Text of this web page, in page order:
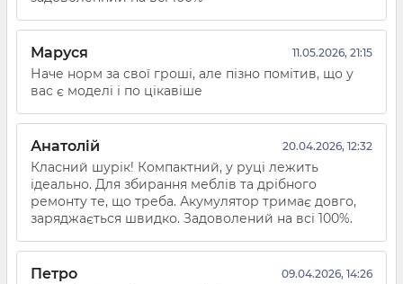
Маруся 11.05.2026, 21:15
Наче норм за свої гроші, але пізно помітив, що у
вас є моделі і по цікавіше
Анатолій 20.04.2026, 12:32
Класний шурік! Компактний, у руці лежить
ідеально. Для збирання меблів та дрібного
ремонту те, що треба. Акумулятор тримає довго,
заряджається швидко. Задоволений на всі 100%.
Петро 09.04.2026, 14:26